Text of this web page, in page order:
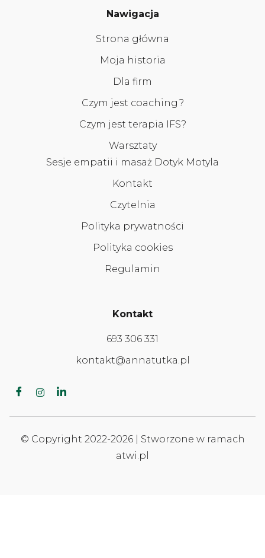
Nawigacja
Strona główna
Moja historia
Dla firm
Czym jest coaching?
Czym jest terapia IFS?
Warsztaty
Sesje empatii i masaż Dotyk Motyla
Kontakt
Czytelnia
Polityka prywatności
Polityka cookies
Regulamin
Kontakt
693 306 331
kontakt@annatutka.pl
© Copyright 2022-2026 | Stworzone w ramach
atwi.pl